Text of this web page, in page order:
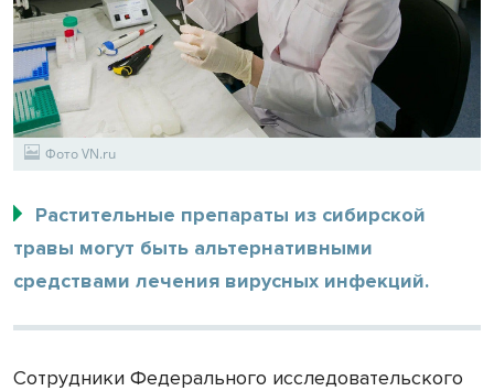
Фото VN.ru
Растительные препараты из сибирской
травы могут быть альтернативными
средствами лечения вирусных инфекций.
Сотрудники Федерального исследовательского